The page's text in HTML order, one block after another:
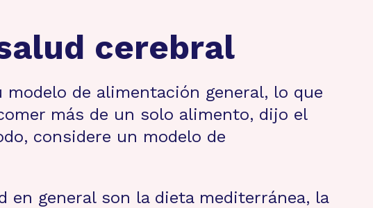
cerebral
de alimentación general, lo que
más de un solo alimento, dijo el
considere un modelo de
en general son la dieta mediterránea, la